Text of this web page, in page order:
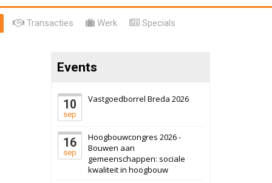
Transacties Werk Specials
Events
10
sep
Vastgoedborrel Breda 2026
16
sep
Hoogbouwcongres 2026 -
Bouwen aan
gemeenschappen: sociale
kwaliteit in hoogbouw
6 oktober 2026 Transformatieobject
Schiedam